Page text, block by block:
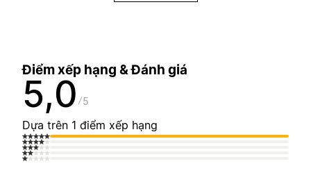
Điểm xếp hạng & Đánh giá
5,0 5
Dựa trên 1 điểm xếp hạng